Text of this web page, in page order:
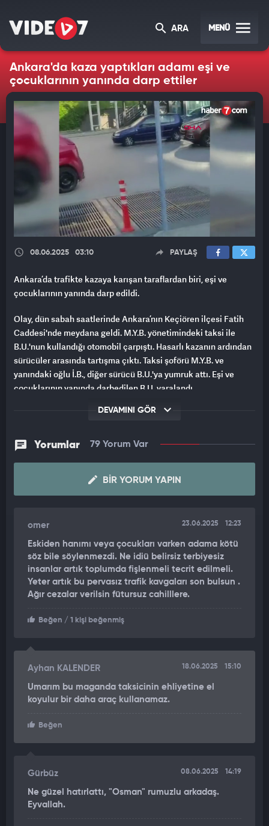
ARA MENÜ
Ankara'da kaza yaptıkları adamı eşi ve
çocuklarının yanında darp ettiler
08.06.2025 03:10 PAYLAŞ
Ankara’da trafikte kazaya karışan taraflardan biri, eşi ve
çocuklarının yanında darp edildi.
Olay, dün sabah saatlerinde Ankara’nın Keçiören ilçesi Fatih
Caddesi'nde meydana geldi. M.Y.B. yönetimindeki taksi ile
B.U.'nun kullandığı otomobil çarpıştı. Hasarlı kazanın ardından
sürücüler arasında tartışma çıktı. Taksi şoförü M.Y.B. ve
yanındaki oğlu İ.B., diğer sürücü B.U.'ya yumruk attı. Eşi ve
çocuklarının yanında darbedilen B.U. yaralandı.
EŞİ, OLAY SONRASI TAKSİ ŞOFÖRÜ VE OĞLUNU KAYDA ALDI
B.U.’nun eşi olay sonrası taksi şoförü ve oğlunu cep telefonuyla
kayda alarak tepki gösterdi. İhbar üzerine olay yerine polis ve
sağlık ekibi sevk edildi. B.U., sağlık görevlilerinin ilk
müdahalesinin ardından ambulansla hastaneye kaldırıldı.
Yaralının durumunun iyi olduğu belirtildi.
GÖZALTINA ALINDILAR
Taksi sürücüsü M.Y.B ve oğlu İ.B. ise polis ekiplerince gözaltına
alındı. Tarafların birbirlerinden şikayetçi olmaları üzerine olayla
ilgili adli işlem başlatıldı.
DEVAMINI GÖR
Yorumlar 79 Yorum Var
BIR YORUM YAPIN
omer 23.06.2025 12:23
Eskiden hanımı veya çocukları varken adama kötü
söz bile söylenmezdi. Ne idiü belirsiz terbiyesiz
insanlar artık toplumda fişlenmeli tecrit edilmeli.
Yeter artık bu pervasız trafik kavgaları son bulsun .
Ağır cezalar verilsin fütursuz cahilllere.
Beğen / 1 kişi beğenmiş
Ayhan KALENDER 18.06.2025 15:10
Umarım bu maganda taksicinin ehliyetine el
koyulur bir daha araç kullanamaz.
Beğen
Gürbüz 08.06.2025 14:19
Ne güzel hatırlattı, "Osman" rumuzlu arkadaş.
Eyvallah.